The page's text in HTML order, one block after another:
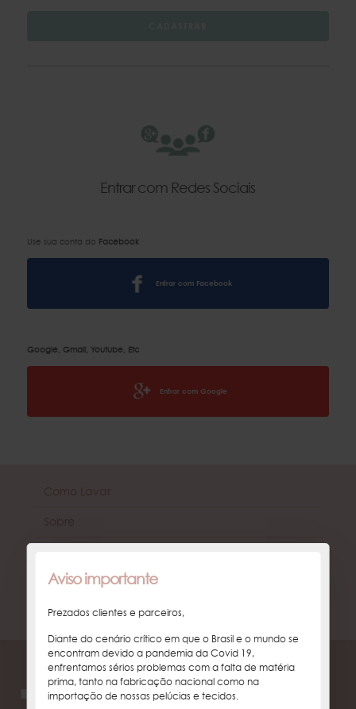
Aviso importante
Prezados clientes e parceiros,
Diante do cenário crítico em que o Brasil e o mundo se
encontram devido a pandemia da Covid 19,
enfrentamos sérios problemas com a falta de matéria
prima, tanto na fabricação nacional como na
importação de nossas pelúcias e tecidos.
Entrar com Redes Sociais
Use sua conta do Facebook
Entrar com Facebook
Google, Gmail, Youtube, Etc
Entrar com Google
Sobre
Política de Privacidade
Contato
100% SATISFAÇÃO
SATISFAÇÃO DO CLIENTE É O NOSSO PRAZER